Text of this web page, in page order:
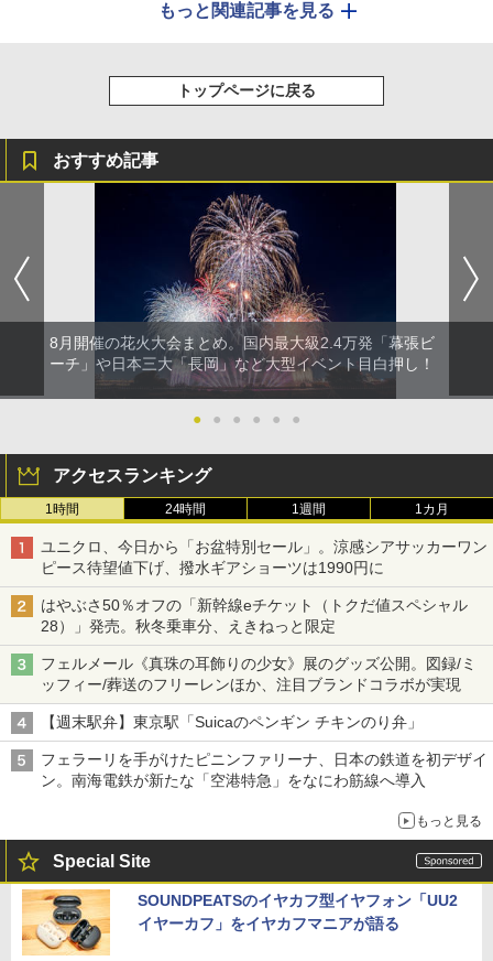
もっと関連記事を見る
トップページに戻る
おすすめ記事
8月開催の花火大会まとめ。国内最大級2.4万発「幕張ビ
ーチ」や日本三大「長岡」など大型イベント目白押し！
● ● ● ● ● ●
アクセスランキング
1時間 24時間 1週間 1カ月
ユニクロ、今日から「お盆特別セール」。涼感シアサッカーワン
ピース待望値下げ、撥水ギアショーツは1990円に
はやぶさ50％オフの「新幹線eチケット（トクだ値スペシャル
28）」発売。秋冬乗車分、えきねっと限定
フェルメール《真珠の耳飾りの少女》展のグッズ公開。図録/ミ
ッフィー/葬送のフリーレンほか、注目ブランドコラボが実現
【週末駅弁】東京駅「Suicaのペンギン チキンのり弁」
フェラーリを手がけたピニンファリーナ、日本の鉄道を初デザイ
ン。南海電鉄が新たな「空港特急」をなにわ筋線へ導入
もっと見る
Special Site
SOUNDPEATSのイヤカフ型イヤフォン「UU2
イヤーカフ」をイヤカフマニアが語る